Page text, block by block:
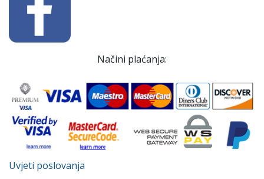
Načini plaćanja:
Uvjeti poslovanja